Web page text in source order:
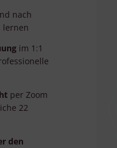
nach
lernen
im 1:1
per Zoom
22
den